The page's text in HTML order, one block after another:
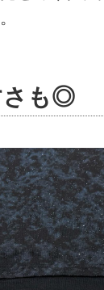
さも◎